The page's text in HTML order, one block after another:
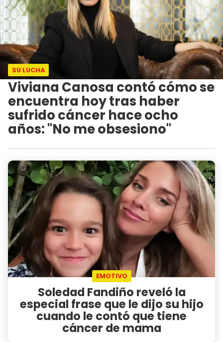
SU LUCHA
Viviana Canosa contó cómo se
encuentra hoy tras haber
sufrido cáncer hace ocho
años: "No me obsesiono"
EMOTIVO
Soledad Fandiño reveló la
especial frase que le dijo su hijo
cuando le contó que tiene
cáncer de mama